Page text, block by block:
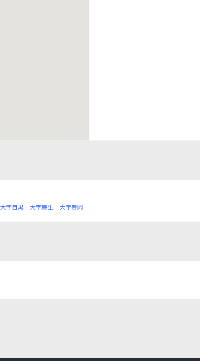
大字目黒 大字蕨生 大字豊岡